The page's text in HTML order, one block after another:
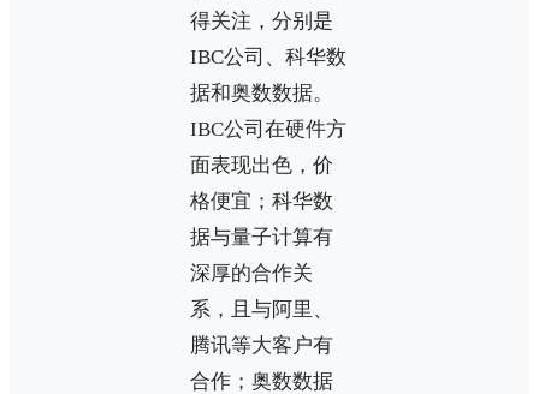
得关注，分别是
IBC公司、科华数
据和奥数数据。
IBC公司在硬件方
面表现出色，价
格便宜；科华数
据与量子计算有
深厚的合作关
系，且与阿里、
腾讯等大客户有
合作；奥数数据